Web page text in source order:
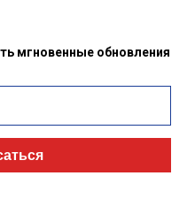
мгновенные обновления